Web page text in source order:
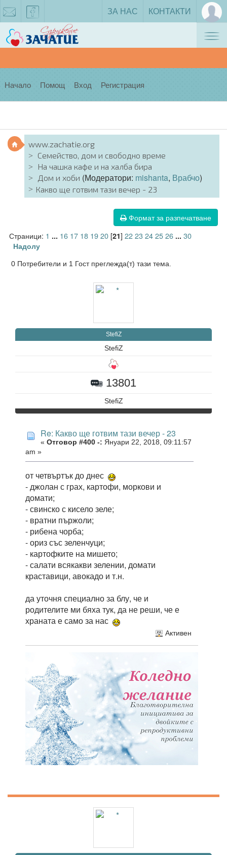
facebook
ЗА НАС КОНТАКТИ
Начало Помощ Вход Регистрация
www.zachatie.org
Семейство, дом и свободно време
На чашка кафе и на халба бира
Дом и хоби (Модератори: mishanta, Врабчо)
Какво ще готвим тази вечер - 23
Формат за разпечатване
Страници: 1 ... 16 17 18 1920[21] 2223242526 ... 30
Надолу
0 Потребители и 1 Гост преглежда(т) тази тема.
StefiZ
StefiZ
13801
StefiZ
Re: Какво ще готвим тази вечер - 23
« Отговор #400 -: Януари 22, 2018, 09:11:57
am »
от четвъртък до днес
- джолан с грах, картофи, моркови и
домати;
- свинско с кисело зеле;
- вратни пържоли;
- рибена чорба;
- ориз със зеленчуци;
- картофките на мишето;
- салати всякакви зелении, домати
краставици, авокадо и т.н.
да уточня специално за блу, че и
родителите ми бяха тук, да не реши, че е
храната е само за нас
Активен